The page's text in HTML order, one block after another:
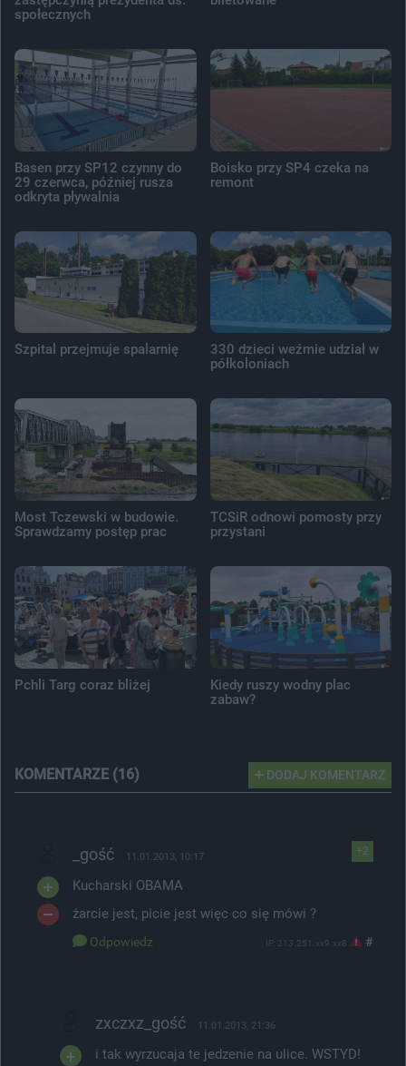
społecznych
Basen przy SP12 czynny do
29 czerwca, później rusza
odkryta pływalnia
Boisko przy SP4 czeka na
remont
Szpital przejmuje spalarnię
330 dzieci weźmie udział w
półkoloniach
Most Tczewski w budowie.
Sprawdzamy postęp prac
TCSiR odnowi pomosty przy
przystani
Pchli Targ coraz bliżej
Kiedy ruszy wodny plac
zabaw?
KOMENTARZE (16) DODAJ KOMENTARZ
+2
_gość 11.01.2013, 10:17
Kucharski OBAMA
żarcie jest, picie jest więc co się mówi ?
Odpowiedz IP: 213.251.xx9.xx8 #
zxczxz_gość 11.01.2013, 21:36
i tak wyrzucaja te jedzenie na ulice. WSTYD!